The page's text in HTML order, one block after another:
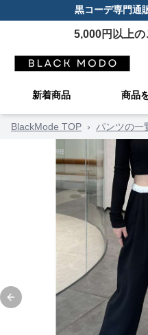
黒コーデ専門通
5,000円以上
新着商品 商品
BlackMode TOP › パンツの一
Previous slide